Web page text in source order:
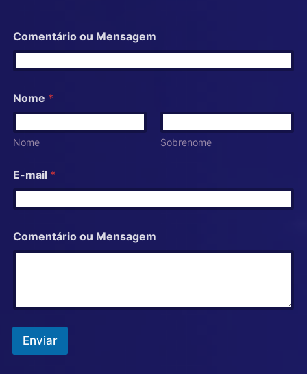
Comentário ou Mensagem
Nome *
Nome Sobrenome
E-mail *
Comentário ou Mensagem
Enviar